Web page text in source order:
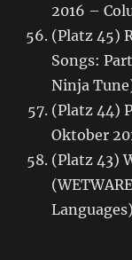
2016 –
(Platz 45)
Songs:
Ninja
(Platz 44)
Oktober
(Platz 43)
Languages)